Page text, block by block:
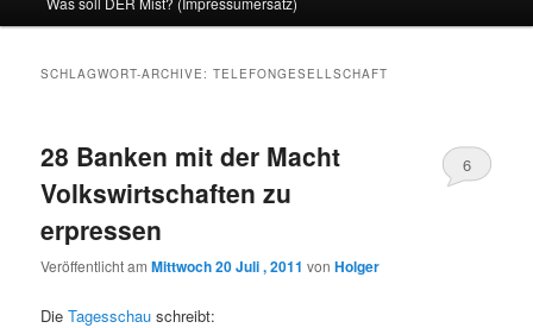
Inhalt
sekundären
SCHLAGWORT-ARCHIVE:TELEFONGESELLSCHAFT
28 Banken mit der Macht
Volkswirtschaften zu
erpressen
Veröffentlicht amMittwoch 20 Juli , 2011 vonHolger
6
DieTagesschau schreibt: